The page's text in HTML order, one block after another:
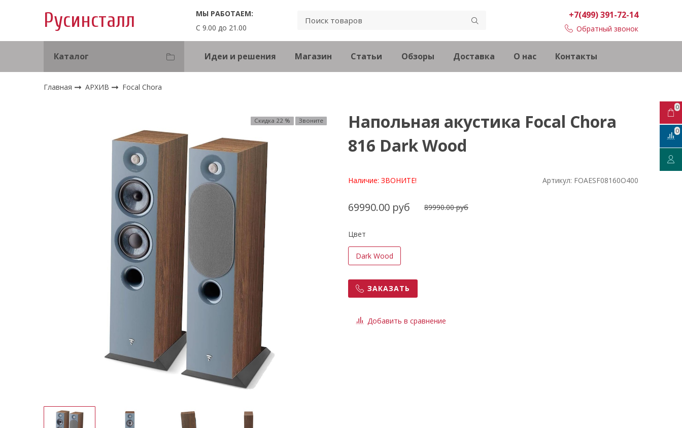
Русинсталл
МЫ РАБОТАЕМ:
С 9.00 до 21.00
+7(499) 391-72-14
Обратный звонок
Каталог Идеи и решения Магазин Статьи Обзоры Доставка О нас Контакты
Главная АРХИВ Focal Chora
Скидка 22 % Звоните
Напольная акустика Focal Chora
816 Dark Wood
Наличие:ЗВОНИТЕ! Артикул: FOAESF08160O400
69990.00 руб 89990.00 руб
Цвет
Dark Wood
ЗАКАЗАТЬ
Добавить в сравнение
0
0